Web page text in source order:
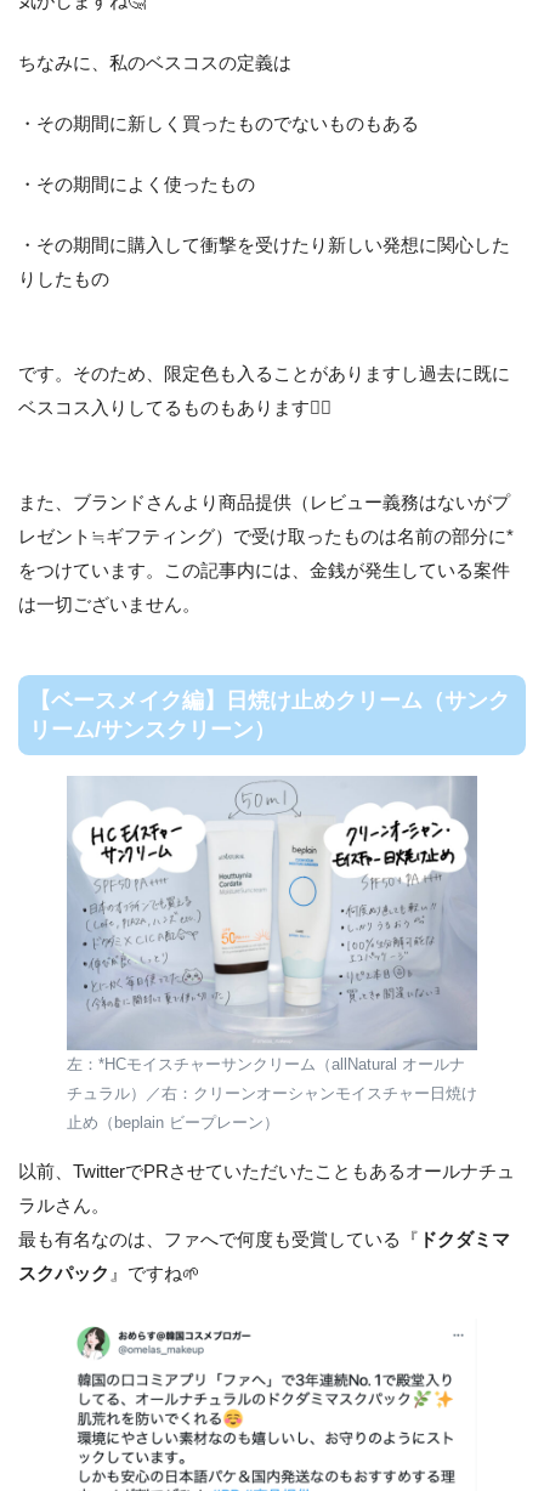
ちなみに、私のベスコスの定義は
・その期間に新しく買ったものでないものもある
・その期間によく使ったもの
・その期間に購入して衝撃を受けたり新しい発想に関心した
りしたもの
です。そのため、限定色も入ることがありますし過去に既に
ベスコス入りしてるものもあります🙇‍♀️
また、ブランドさんより商品提供（レビュー義務はないがプ
レゼント≒ギフティング）で受け取ったものは名前の部分に*
をつけています。この記事内には、金銭が発生している案件
は一切ございません。
【ベースメイク編】日焼け止めクリーム（サンク
リーム/サンスクリーン）
左：*HCモイスチャーサンクリーム（allNatural オールナ
チュラル）／右：クリーンオーシャンモイスチャー日焼け
止め（beplain ビープレーン）
以前、TwitterでPRさせていただいたこともあるオールナチュ
ラルさん。
最も有名なのは、ファへで何度も受賞している『 ドクダミマ
スクパック 』ですね🌱